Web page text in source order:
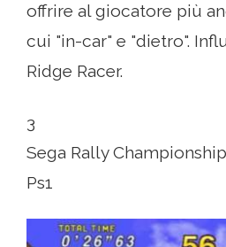
offrire al giocatore più
cui "in-car" e "dietro".
Ridge Racer.
3
Sega Rally
Ps1